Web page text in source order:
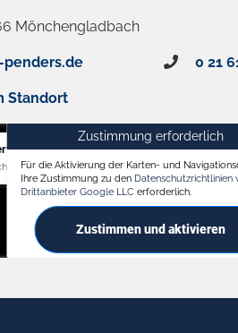
Mönchengladbach
penders.de 0 21
Standort
Zustimmung erforderlich
Für die Aktivierung der Karten- und
Ihre Zustimmung zu den Datenschutzrichtlinien
Drittanbieter Google LLC erforderlich.
Zustimmen und aktivieren